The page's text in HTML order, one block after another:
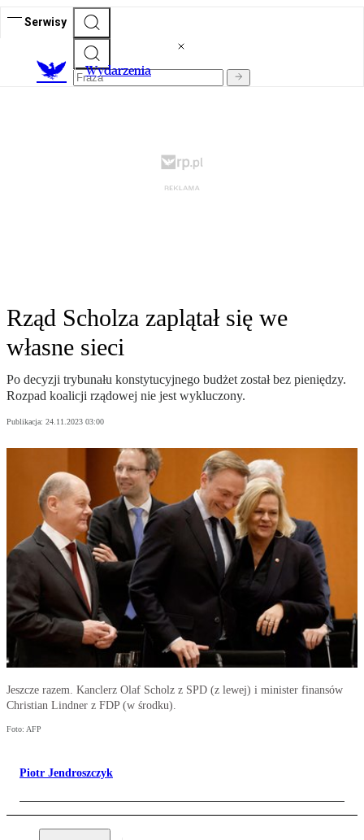
Serwisy
Wydarzenia
Rząd Scholza zaplątał się we
własne sieci
Po decyzji trybunału konstytucyjnego budżet został bez pieniędzy.
Rozpad koalicji rządowej nie jest wykluczony.
Publikacja: 24.11.2023 03:00
Jeszcze razem. Kanclerz Olaf Scholz z SPD (z lewej) i minister finansów
Christian Lindner z FDP (w środku).
Foto: AFP
Piotr Jendroszczyk